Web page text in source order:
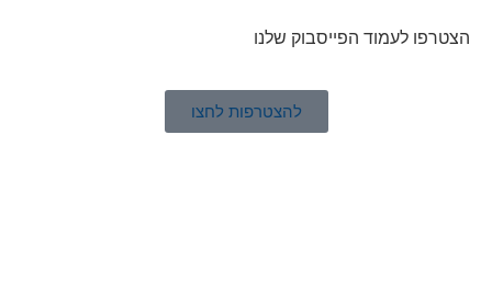
הצטרפו לעמוד הפייסבוק שלנו
להצטרפות לחצו